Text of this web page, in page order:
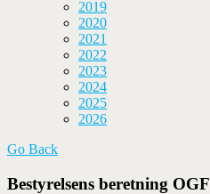
2019
2020
2021
2022
2023
2024
2025
2026
Go Back
Bestyrelsens beretning OGF